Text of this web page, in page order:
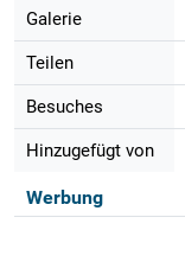
Galerie
Teilen
Besuches
Hinzugefügt von
Werbung